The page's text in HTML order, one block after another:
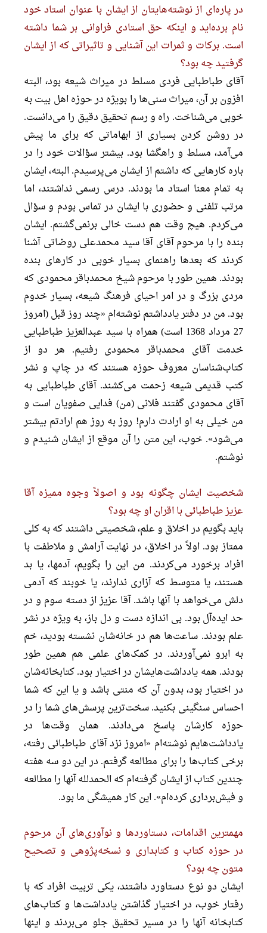
در پاره‌ای از نوشته‌هایتان از ایشان با عنوان استاد خود
نام برده‌اید و اینکه حق استادی فراوانی بر شما داشته
است. برکات و ثمرات این آشنایی و تاثیراتی که از ایشان
گرفتید چه بود؟
آقای طباطبایی فردی مسلط در میراث شیعه بود، البته
افزون بر آن، میراث سنی‌ها را بویژه در حوزه اهل بیت به
خوبی می‌شناخت. راه و رسم تحقیق دقیق را می‌دانست.
در روشن کردن بسیاری از ابهاماتی که برای ما پیش
می‌آمد، مسلط و راهگشا بود. بیشتر سؤالات خود را در
باره کارهایی که داشتم از ایشان می‌پرسیدم. البته، ایشان
به تمام معنا استاد ما بودند. درس رسمی نداشتند، اما
مرتب تلفنی و حضوری با ایشان در تماس بودم و سؤال
می‌کردم. هیچ وقت هم دست خالی برنمی‌گشتم. ایشان
بنده را با مرحوم آقای آقا سید محمدعلی روضاتی آشنا
کردند که بعدها راهنمای بسیار خوبی در کارهای بنده
بودند. همین طور با مرحوم شیخ محمدباقر محمودی که
مردی بزرگ و در امر احیای فرهنگ شیعه، بسیار خدوم
بود. من در دفتر یادداشتم نوشته‌ام «چند روز قبل (امروز
27 مرداد 1368 است) همراه با سید عبدالعزیز طباطبایی
خدمت آقای محمدباقر محمودی رفتیم. هر دو از
کتاب‌شناسان معروف حوزه هستند که در چاپ و نشر
کتب قدیمی شیعه زحمت می‌کشند. آقای طباطبایی به
آقای محمودی گفتند فلانی (من) فدایی صفویان است و
من خیلی به او ارادت دارم! روز به روز هم ارادتم بیشتر
می‌شود». خوب، این متن را آن موقع از ایشان شنیدم و
نوشتم.
شخصیت ایشان چگونه بود و اصولاً وجوه ممیزه آقا
عزیز طباطبائی با اقران او چه بود؟
باید بگویم در اخلاق و علم، شخصیتی داشتند که به کلی
ممتاز بود. اولاً در اخلاق، در نهایت آرامش و ملاطفت با
افراد برخورد می‌کردند. من این را بگویم، آدمها، یا بد
هستند، یا متوسط که آزاری ندارند، یا خوبند که آدمی
دلش می‌خواهد با آنها باشد. آقا عزیز از دسته سوم و در
حد ایده‌آل بود. بی اندازه دست و دل باز، به ویژه در نشر
علم بودند. ساعت‌ها هم در خانه‌شان نشسته بودید، خم
به ابرو نمی‌آوردند. در کمک‌های علمی هم همین طور
بودند. همه یادداشت‌هایشان در اختیار بود. کتابخانه‌شان
در اختیار بود، بدون آن که منتی باشد و یا این که شما
احساس سنگینی بکنید. سخت‌ترین پرسش‌های شما را در
حوزه کارشان پاسخ می‌دادند. همان وقت‌ها در
یادداشت‌هایم نوشته‌ام «امروز نزد آقای طباطبائی رفته،
برخی کتاب‌ها را برای مطالعه گرفتم. در این دو سه هفته
چندین کتاب از ایشان گرفته‌ام که الحمدلله آنها را مطالعه
و فیش‌برداری کرده‌ام». این کار همیشگی ما بود.
مهمترین اقدامات، دستاوردها و نوآوری‌های آن مرحوم
در حوزه کتاب و کتابداری و نسخه‌پژوهی و تصحیح
متون چه بود؟
ایشان دو نوع دستاورد داشتند، یکی تربیت افراد که با
رفتار خوب، در اختیار گذاشتن یادداشت‌ها و کتاب‌های
کتابخانه آنها را در مسیر تحقیق جلو می‌بردند و اینها